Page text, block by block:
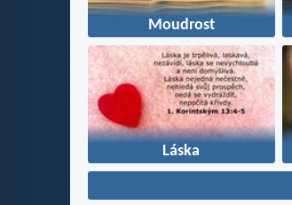
Moudrost
Láska